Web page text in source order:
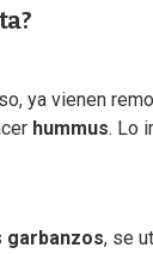
ya vienen
hummus. Lo
garbanzos, se